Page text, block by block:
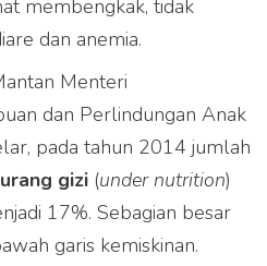
membengkak, tidak
dan anemia.
Menteri
dan Perlindungan Anak
pada tahun 2014 jumlah
gizi (under nutrition)
17%. Sebagian besar
garis kemiskinan.